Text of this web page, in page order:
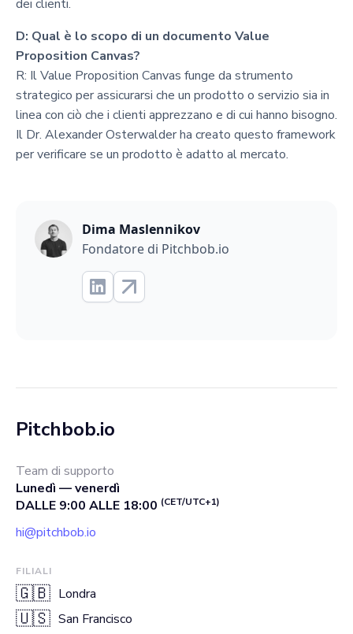
dei clienti.
D: Qual è lo scopo di un documento Value
Proposition Canvas?
R: Il Value Proposition Canvas funge da strumento
strategico per assicurarsi che un prodotto o servizio sia in
linea con ciò che i clienti apprezzano e di cui hanno bisogno.
Il Dr. Alexander Osterwalder ha creato questo framework
per verificare se un prodotto è adatto al mercato.
Dima Maslennikov
Fondatore di Pitchbob.io
Pitchbob.io
Team di supporto
Lunedì — venerdì
DALLE 9:00 ALLE 18:00 (CET/UTC+1)
hi@pitchbob.io
FILIALI
🇬🇧 Londra
🇺🇸 San Francisco